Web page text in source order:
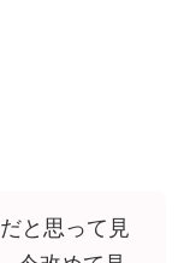
と思って見